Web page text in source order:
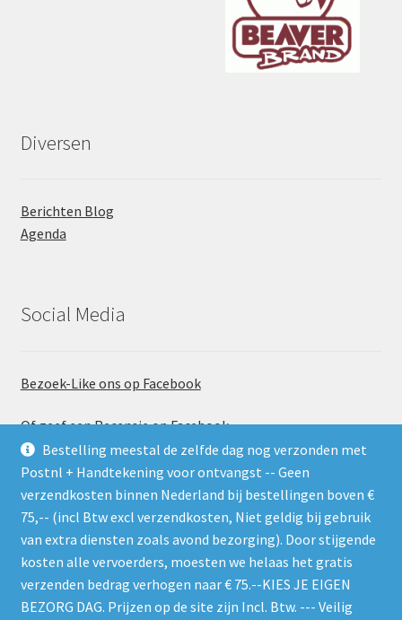
Bestelling meestal de zelfde dag nog verzonden met
Postnl + Handtekening voor ontvangst -- Geen
verzendkosten binnen Nederland bij bestellingen boven €
75,-- (incl Btw excl verzendkosten, Niet geldig bij gebruik
van extra diensten zoals avond bezorging). Door stijgende
kosten alle vervoerders, moesten we helaas het gratis
verzenden bedrag verhogen naar € 75.--KIES JE EIGEN
BEZORG DAG. Prijzen op de site zijn Incl. Btw. --- Veilig
Diversen
Berichten Blog
Agenda
Social Media
Bezoek-Like ons op Facebook
Of geef een Recensie op Facebook
Gebruik de RSS feed. Zie gelijk welke nieuwe producten er
worden geplaatst